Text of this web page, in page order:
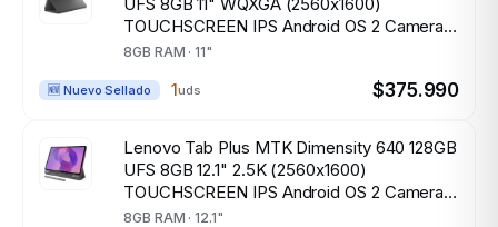
TOUCHSCREEN IPS Android OS 2 Cameras
LUNA GREY Tab Pen
8GB RAM · 11"
🆕 Nuevo Sellado 1uds $375.990
Lenovo Tab Plus MTK Dimensity 640 128GB
UFS 8GB 12.1" 2.5K (2560x1600)
TOUCHSCREEN IPS Android OS 2 Cameras
Pen LUNA GREY
8GB RAM · 12.1"